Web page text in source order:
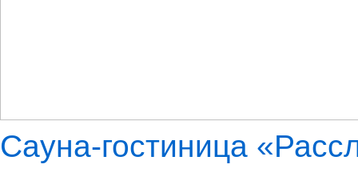
Сауна-гостиница